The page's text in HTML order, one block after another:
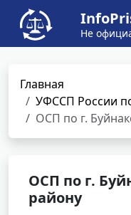
Не
Главная
УФССП России
ОСП по г.
ОСП по г.
району